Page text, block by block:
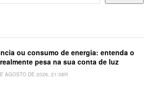
ou consumo de energia: entenda o
pesa na sua conta de luz
AGOSTO DE 2026, 21:38H